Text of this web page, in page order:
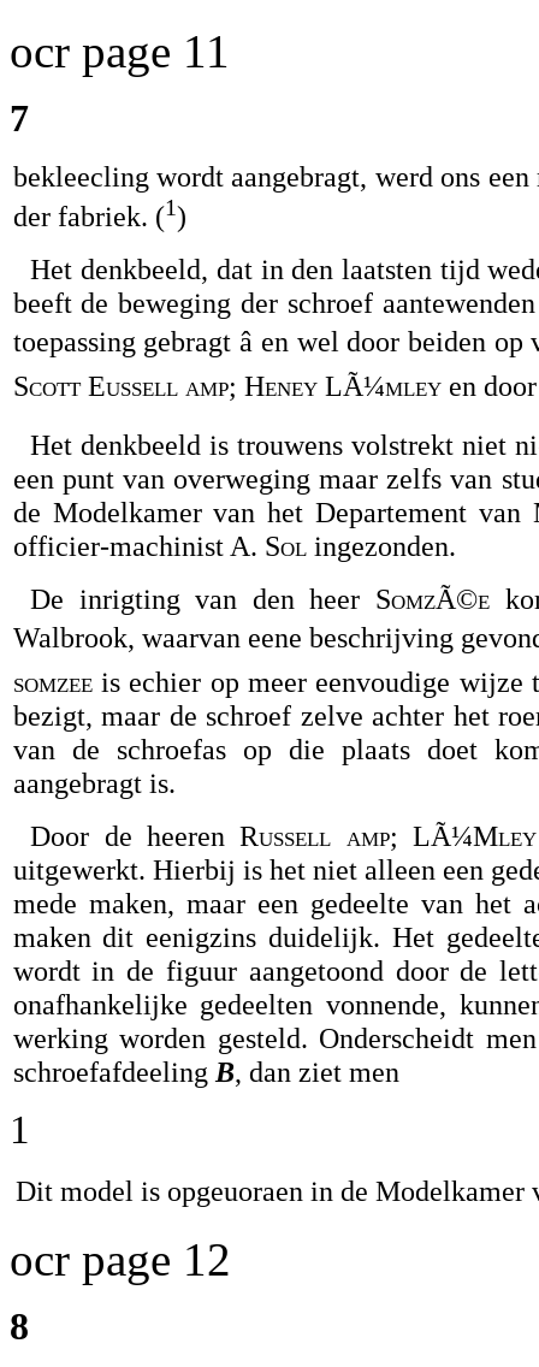
ocr page 11
7
bekleecling wordt aangebragt, werd ons
der fabriek. (1)
Het denkbeeld, dat in den laatsten tijd
beeft de beweging der schroef
toepassing gebragt â en wel door beiden
Scott Eussell amp; Heney LÃ¼mleyen door
Het denkbeeld is trouwens volstrekt niet
een punt van overweging maar zelfs van
de Modelkamer van het Departement
officier-machinistA. Solingezonden.
De inrigting van den heer SomzÃ©e
Walbrook, waarvan eene beschrijving
somzeeis echier op meer eenvoudige wijze
bezigt, maar de schroef zelve achter het
van de schroefas op die plaats doet
aangebragt is.
Door de heeren Russell amp; LÃ¼Mley
uitgewerkt. Hierbij is het niet alleen een
mede maken, maar een gedeelte van
maken dit eenigzins duidelijk. Het
wordt in de figuur aangetoond door de
onafhankelijke gedeelten vonnende,
werking worden gesteld. Onderscheidt
schroefafdeeling B, dan ziet men
1
Dit model is opgeuoraen in de
ocr page 12
8